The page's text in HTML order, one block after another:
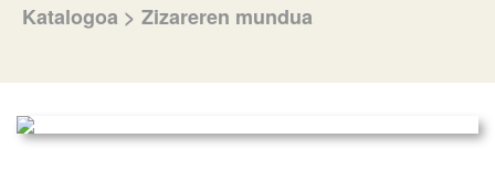
Katalogoa > Zizareren mundua